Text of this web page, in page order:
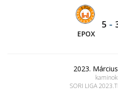
EPOX
5 -
2023.
SORI LIGA